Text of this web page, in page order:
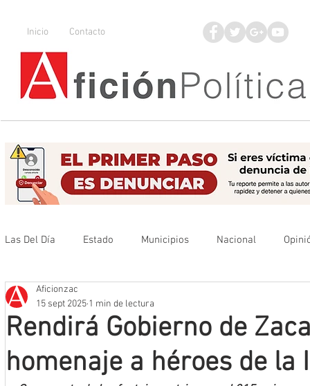
Inicio Contacto
Las Del Día Estado Municipios Nacional
Que no se olvide
Rendirá Gobierno de
homenaje a héroes de la
Aficionzac
15 sept 2025 1 min de lectura